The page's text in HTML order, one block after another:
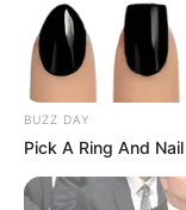
Події
Політика
Спорт
Схеми
BUZZ DAY
Pick A Ring And